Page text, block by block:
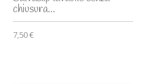
chiusura...
7,50 €